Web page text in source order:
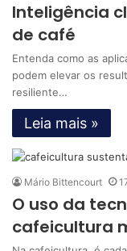
Inteligência
de café
Entenda como as
podem elevar os
resiliente…
Leia mais »
Mário Bittencourt
O uso da
cafeicultura